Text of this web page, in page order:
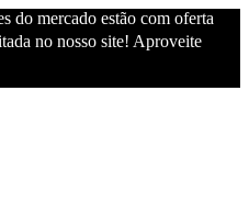
do mercado estão com oferta
no nosso site! Aproveite